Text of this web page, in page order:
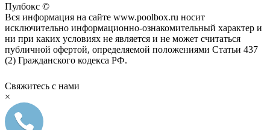
Пулбокс ©
Вся информация на сайте www.poolbox.ru носит
исключительно информационно-ознакомительный характер и
ни при каких условиях не является и не может считаться
публичной офертой, определяемой положениями Статьи 437
(2) Гражданского кодекса РФ.
Свяжитесь с нами
×